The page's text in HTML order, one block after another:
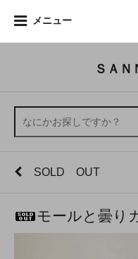
メニュー
ＳＡＮ
SOLD OUT
モールと曇